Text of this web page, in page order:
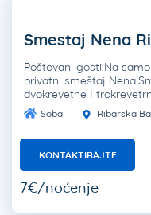
Smestaj Nena
Poštovani gosti:Na
privatni smeštaj
dvokrevetne I
Soba Ribarska
KONTAKTIRAJTE
7€/noćenje